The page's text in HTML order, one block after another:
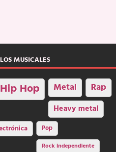
MUSICALES
Hip Hop Metal Rap
Heavy metal
Pop
Rock independiente